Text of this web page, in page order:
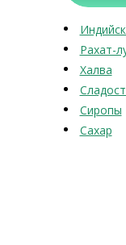
Рахат-
Халва
Сиропы
Сахар